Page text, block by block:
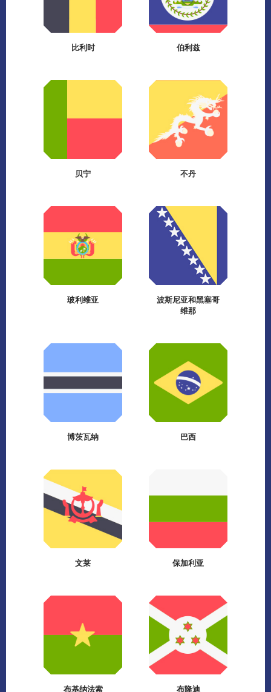
比利时 伯利兹
贝宁 不丹
玻利维亚
波斯尼亚和黑塞哥
维那
博茨瓦纳 巴西
文莱 保加利亚
布基纳法索 布隆迪